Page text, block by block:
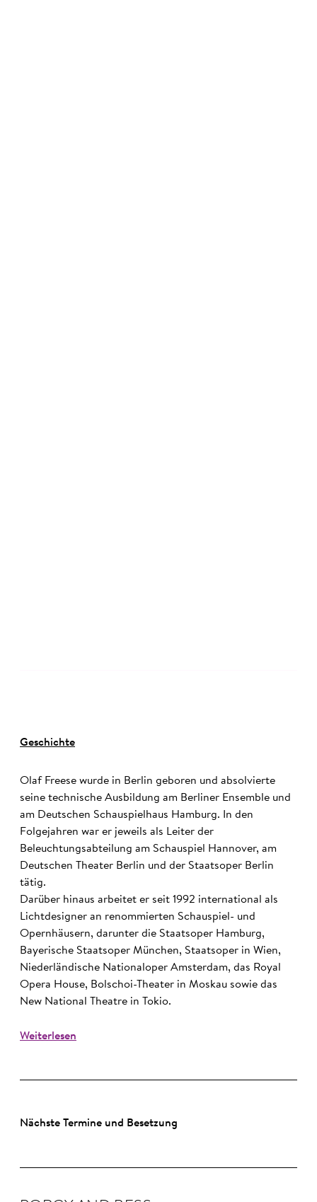
Geschichte
Olaf Freese wurde in Berlin geboren und absolvierte
seine technische Ausbildung am Berliner Ensemble und
am Deutschen Schauspielhaus Hamburg. In den
Folgejahren war er jeweils als Leiter der
Beleuchtungsabteilung am Schauspiel Hannover, am
Deutschen Theater Berlin und der Staatsoper Berlin
tätig.
Darüber hinaus arbeitet er seit 1992 international als
Lichtdesigner an renommierten Schauspiel- und
Opernhäusern, darunter die Staatsoper Hamburg,
Bayerische Staatsoper München, Staatsoper in Wien,
Niederländische Nationaloper Amsterdam, das Royal
Opera House, Bolschoi-Theater in Moskau sowie das
New National Theatre in Tokio.
Weiterlesen
Nächste Termine und Besetzung